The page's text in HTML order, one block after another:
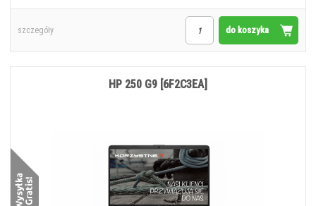
do koszyka
szczegóły
HP 250 G9 [6F2C3EA]